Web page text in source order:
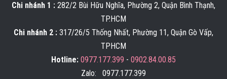
Bánh Dẻo Nhân Khoai Môn
Chi nhánh 1 : 282/2 Bùi Hữu Nghĩa, Phường 2, Quận Bình Thạnh,
TP.HCM
Chi nhánh 2 : 317/26/5 Thống Nhất, Phường 11, Quận Gò Vấp,
TPHCM
Hotline: 0977.177.399 - 0902.84.00.85
Zalo: 0977.177.399